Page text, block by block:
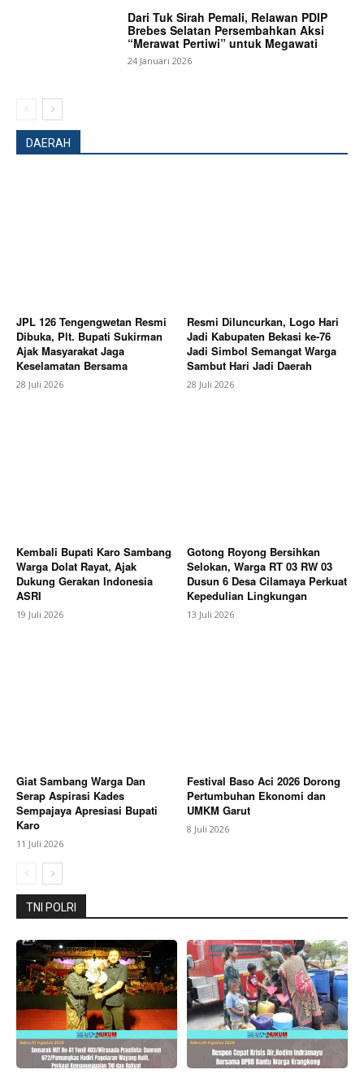
Company
About
Contact us
Subscription Plans
Indramayu Dan LSM Penjara Indonesia ke Inspektorat
Dari Tuk Sirah Pemali, Relawan PDIP
Brebes Selatan Persembahkan Aksi
“Merawat Pertiwi” untuk Megawati
24 Januari 2026
DAERAH
JPL 126 Tengengwetan Resmi
Dibuka, Plt. Bupati Sukirman
Ajak Masyarakat Jaga
Keselamatan Bersama
28 Juli 2026
Resmi Diluncurkan, Logo Hari
Jadi Kabupaten Bekasi ke-76
Jadi Simbol Semangat Warga
Sambut Hari Jadi Daerah
28 Juli 2026
Kembali Bupati Karo Sambang
Warga Dolat Rayat, Ajak
Dukung Gerakan Indonesia
ASRI
19 Juli 2026
Gotong Royong Bersihkan
Selokan, Warga RT 03 RW 03
Dusun 6 Desa Cilamaya Perkuat
Kepedulian Lingkungan
13 Juli 2026
Giat Sambang Warga Dan
Serap Aspirasi Kades
Sempajaya Apresiasi Bupati
Karo
11 Juli 2026
Festival Baso Aci 2026 Dorong
Pertumbuhan Ekonomi dan
UMKM Garut
8 Juli 2026
TNI POLRI